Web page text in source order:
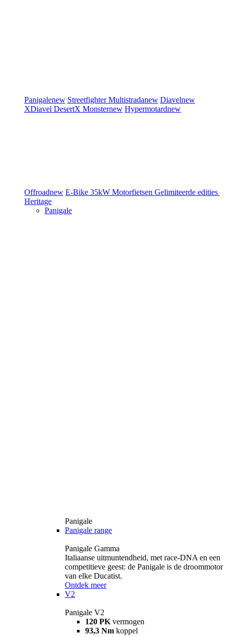
Panigalenew StreetfighterMultistradanew Diavelnew
XDiavel DesertX Monsternew Hypermotardnew
Offroadnew E-Bike 35kW Motorfietsen Gelimiteerde edities
Heritage
Panigale
Panigale
Panigale range
Panigale Gamma
Italiaanse uitmuntendheid, met race-DNA en een
competitieve geest: de Panigale is de droommotor
van elke Ducatist.
Ontdek meer
V2
Panigale V2
120 PK vermogen
93,3 Nm koppel